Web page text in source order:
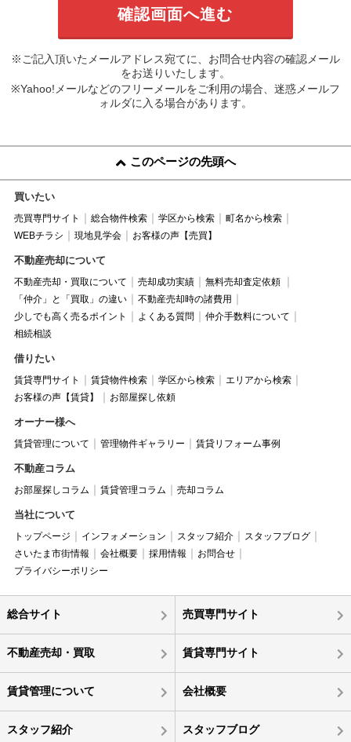
※ご記入頂いたメールアドレス宛てに、お問合せ内容の確認メール
をお送りいたします。
※Yahoo!メールなどのフリーメールをご利用の場合、迷惑メールフ
ォルダに入る場合があります。
このページの先頭へ
買いたい
売買専門サイト 総合物件検索 学区から検索
町名から検索
WEBチラシ
現地見学会 お客様の声【売買】
不動産売却について
不動産売却・買取について 売却成功実績
無料売却査定依頼
「仲介」と「買取」の違い
不動産売却時の諸費用
少しでも高く売るポイント
よくある質問
仲介手数料について
相続相談
借りたい
賃貸専門サイト 賃貸物件検索 学区から検索
エリアから検索
お客様の声【賃貸】
お部屋探し依頼
オーナー様へ
賃貸管理について 管理物件ギャラリー 賃貸リフォーム事例
不動産コラム
お部屋探しコラム 賃貸管理コラム 売却コラム
当社について
トップページ インフォメーション スタッフ紹介
スタッフブログ
さいたま市街情報
会社概要 採用情報
お問合せ
プライバシーポリシー
総合サイト 売買専門サイト
不動産売却・買取 賃貸専門サイト
賃貸管理について 会社概要
スタッフ紹介 スタッフブログ